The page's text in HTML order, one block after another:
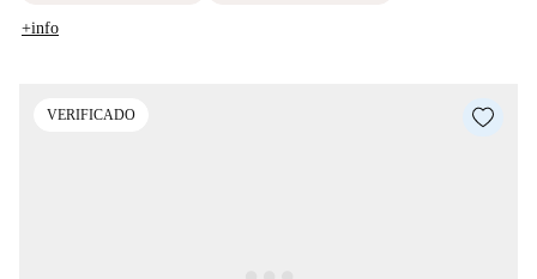
+info
VERIFICADO